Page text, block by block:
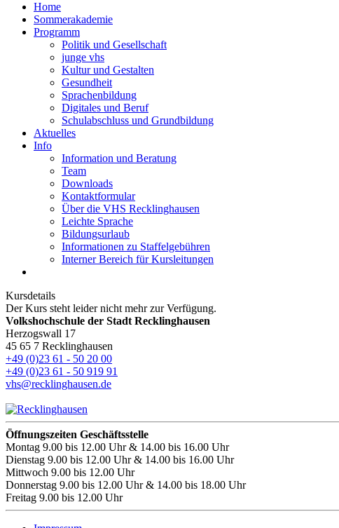
Home
Sommerakademie
Programm
Politik und Gesellschaft
junge vhs
Kultur und Gestalten
Gesundheit
Sprachenbildung
Digitales und Beruf
Schulabschluss und Grundbildung
Aktuelles
Info
Information und Beratung
Team
Downloads
Kontaktformular
Über die VHS Recklinghausen
Leichte Sprache
Bildungsurlaub
Informationen zu Staffelgebühren
Interner Bereich für Kursleitungen
Kursdetails
Der Kurs steht leider nicht mehr zur Verfügung.
Volkshochschule der Stadt Recklinghausen
Herzogswall 17
45 65 7 Recklinghausen
+49 (0)23 61 - 50 20 00
+49 (0)23 61 - 50 919 91
vhs@recklinghausen.de
Öffnungszeiten Geschäftsstelle
Montag 9.00 bis 12.00 Uhr & 14.00 bis 16.00 Uhr
Dienstag 9.00 bis 12.00 Uhr & 14.00 bis 16.00 Uhr
Mittwoch 9.00 bis 12.00 Uhr
Donnerstag 9.00 bis 12.00 Uhr & 14.00 bis 18.00 Uhr
Freitag 9.00 bis 12.00 Uhr